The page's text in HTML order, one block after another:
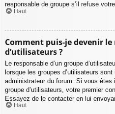
responsable de groupe s’il refuse
Haut
Comment puis-je devenir le
d’utilisateurs ?
Le responsable d’un groupe
lorsque les groupes d’utilisateurs
administrateur du forum. Si vous êtes
groupe d’utilisateurs, votre premier
Essayez de le contacter en lui
Haut